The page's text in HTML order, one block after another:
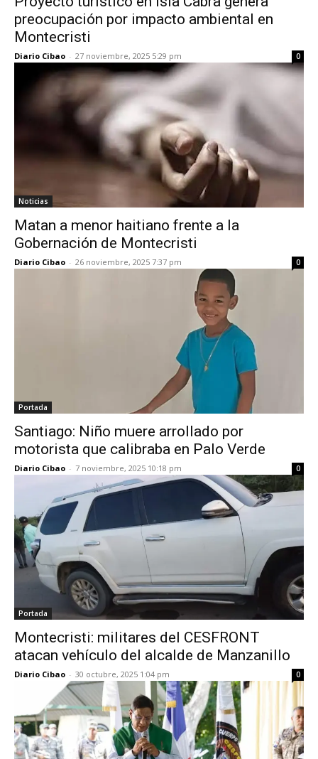
preocupación por impacto ambiental en
Montecristi
Diario Cibao - 27 noviembre, 2025 5:29 pm 0
Noticias
Matan a menor haitiano frente a la
Gobernación de Montecristi
Diario Cibao - 26 noviembre, 2025 7:37 pm 0
Portada
Santiago: Niño muere arrollado por
motorista que calibraba en Palo Verde
Diario Cibao - 7 noviembre, 2025 10:18 pm 0
Portada
Montecristi: militares del CESFRONT
atacan vehículo del alcalde de Manzanillo
Diario Cibao - 30 octubre, 2025 1:04 pm 0